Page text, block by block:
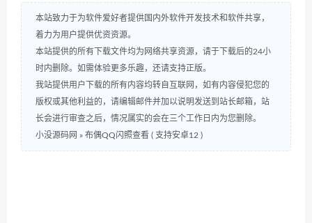
本站致力于为软件爱好者提供国内外软件开发技术和软件共享，
着力为用户提供优资资源。
本站提供的所有下载文件均为网络共享资源，请于下载后的24小
时内删除。如需体验更多乐趣，还请支持正版。
我站提供用户下载的所有内容均转自互联网，如有内容侵犯您的
版权或其他利益的，请编辑邮件并加以说明发送到站长邮箱，站
长会进行审查之后，情况属实的会在三个工作日内为您删除。
小没源码网 » 布偶QQ闪照查看 ( 支持安卓12 )